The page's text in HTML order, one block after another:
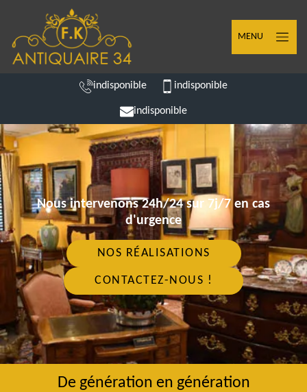
MENU
indisponible indisponible
indisponible
Nous intervenons 24h/24 sur 7j/7 en cas
d'urgence
NOS RÉALISATIONS
CONTACTEZ-NOUS !
De génération en génération